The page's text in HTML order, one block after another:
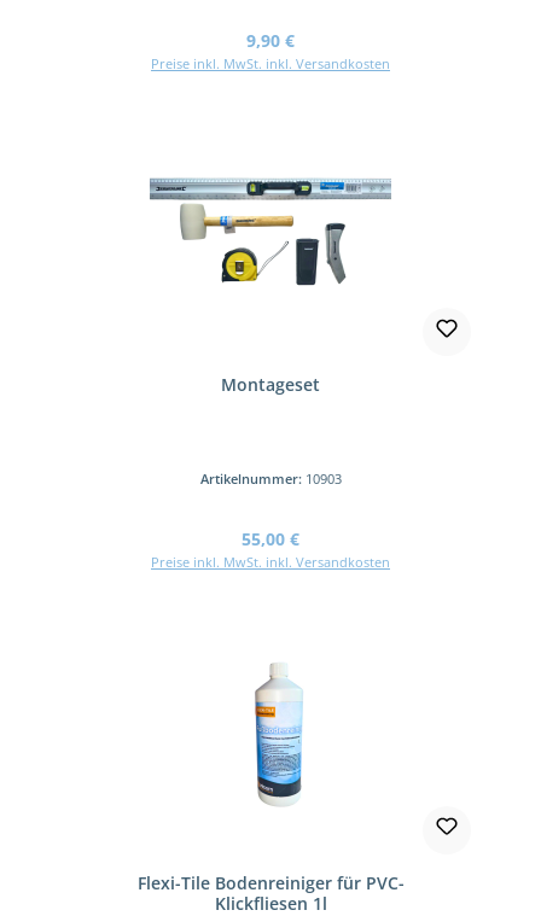
Regulärer Preis:
9,90 €
Preise inkl. MwSt. inkl. Versandkosten
Montageset
Artikelnummer: 10903
Regulärer Preis:
55,00 €
Preise inkl. MwSt. inkl. Versandkosten
Flexi-Tile Bodenreiniger für PVC-
Klickfliesen 1l